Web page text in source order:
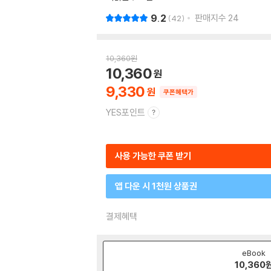
9.2 42 판매지수 24
10,360원
9,330
10,360
쿠폰혜택가
YES포인트
사용 가능한 쿠폰 받기
앱 다운 시 1천원 상품권
결제혜택
eBook
10,360